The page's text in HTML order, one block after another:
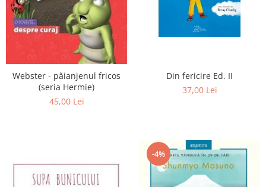
Webster - păianjenul fricos
(seria Hermie)
45,00 Lei
Din fericire Ed. II
37,00 Lei
-4%